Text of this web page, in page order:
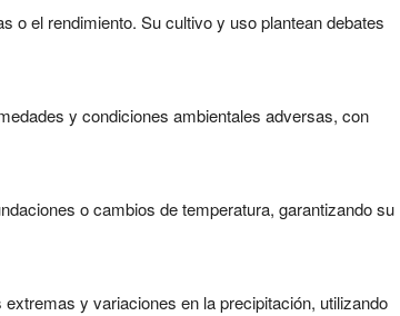
o el rendimiento. Su cultivo y uso plantean debates
y condiciones ambientales adversas, con
o cambios de temperatura, garantizando su
y variaciones en la precipitación, utilizando